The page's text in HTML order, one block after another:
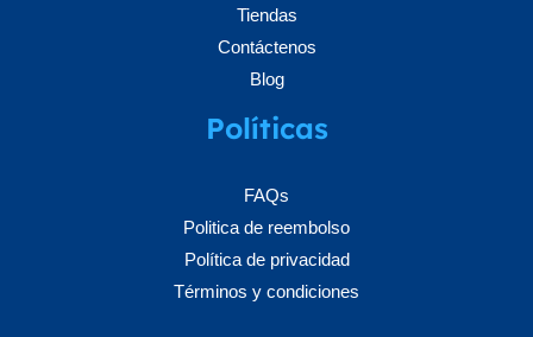
Tiendas
Contáctenos
Blog
Políticas
FAQs
Politica de reembolso
Política de privacidad
Términos y condiciones